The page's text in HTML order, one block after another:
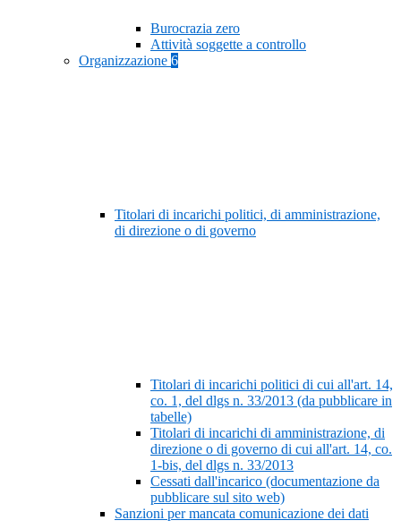
Burocrazia zero
Attività soggette a controllo
Organizzazione 6
Titolari di incarichi politici, di amministrazione,
di direzione o di governo
Titolari di incarichi politici di cui all'art. 14,
co. 1, del dlgs n. 33/2013 (da pubblicare in
tabelle)
Titolari di incarichi di amministrazione, di
direzione o di governo di cui all'art. 14, co.
1-bis, del dlgs n. 33/2013
Cessati dall'incarico (documentazione da
pubblicare sul sito web)
Sanzioni per mancata comunicazione dei dati